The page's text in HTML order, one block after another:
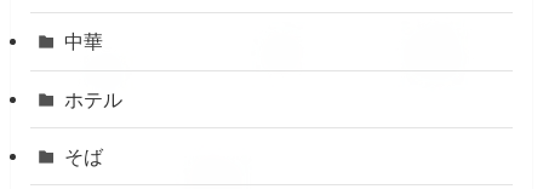
中華
ホテル
そば